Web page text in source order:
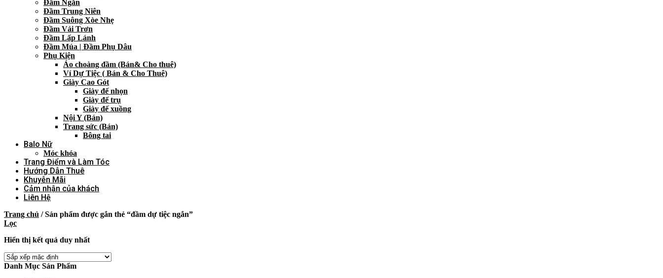
Đầm Ngắn
Đầm Trung Niên
Đầm Suông Xòe Nhẹ
Đầm Vải Trơn
Đầm Lấp Lánh
Đầm Múa | Đầm Phụ Dâu
Phụ Kiện
Áo choàng đầm (Bán& Cho thuê)
Ví Dự Tiệc ( Bán & Cho Thuê)
Giày Cao Gót
Giày đế nhọn
Giày đế trụ
Giày đế xuồng
Nội Y (Bán)
Trang sức (Bán)
Bông tai
Balo Nữ
Móc khóa
Trang Điểm và Làm Tóc
Hướng Dẫn Thuê
Khuyễn Mãi
Cảm nhận của khách
Liên Hệ
Trang chủ /Sản phẩm được gắn thẻ “đầm dự tiệc ngắn”
Lọc
Hiển thị kết quả duy nhất
Danh Mục Sản Phẩm